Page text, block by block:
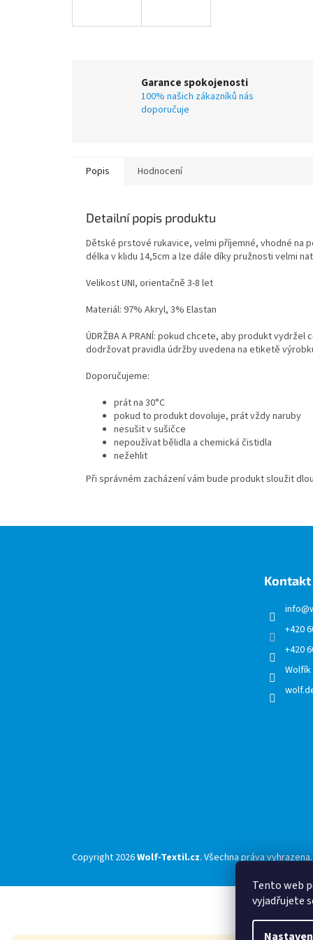
Tento web
vyjadřujete
Garance spokojenosti
100% našich zákazníků nás
doporučuje
Popis Hodnocení
Detailní popis produktu
Dětské prstové rukavice, velmi příjemné, vhodné na
délka v klidu 14,5cm a lze dále díky pružnosti velmi
Velikost UNI, orientačně 3-8 let
Materiál: 97% Akryl, 3% Elastan
ÚDRŽBA A PRANÍ: pokud chcete, aby produkt
dodržovat pravidla údržby uvedena na etiketě
Doporučujeme:
prát na 30°C
pokud to produkt dovoluje, prát vždy naruby
nesušit v sušičce
nepoužívat bělidla a chemická čistidla
nežehlit
Při správném zacházení vám bude produkt sloužit
Kontakt
info@
+420
+420
Copyright 2026Wolf-Textil.cz. Všechna práva vyhrazena.